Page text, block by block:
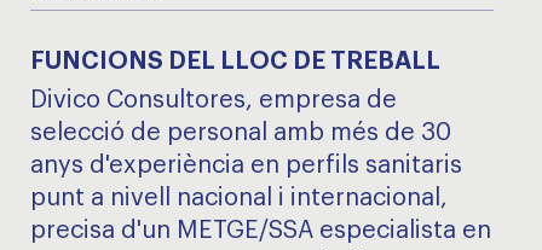
FUNCIONS DEL LLOC DE TREBALL
Divico Consultores, empresa de
selecció de personal amb més de 30
anys d'experiència en perfils sanitaris
punt a nivell nacional i internacional,
precisa d'un METGE/SSA especialista en